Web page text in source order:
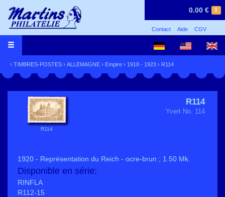
1
0.00 €
Contact Aide CGV
› TIMBRES-POSTES › ALLEMAGNE › Empire › 1918 - 1923 › R114
R114
R114
Yvert No. 114
1920 - Représentation du Reich - ocre-brun ; 1.50 Mk.
Disponible en série:
RINFLA
R112-15